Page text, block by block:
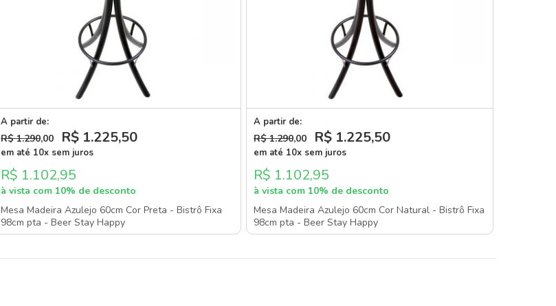
A partir de:
R$ 1.290,00 R$ 1.225,50
em até 10x sem juros
R$ 1.102,95
à vista com 10% de desconto
Mesa Madeira Azulejo 60cm Cor Preta - Bistrô Fixa
98cm pta - Beer Stay Happy
A partir de:
R$ 1.290,00 R$ 1.225,50
em até 10x sem juros
R$ 1.102,95
à vista com 10% de desconto
Mesa Madeira Azulejo 60cm Cor Natural - Bistrô Fixa
98cm pta - Beer Stay Happy